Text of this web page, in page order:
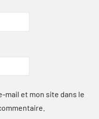
mail et mon site dans le